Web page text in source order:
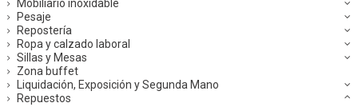
Mobiliario inoxidable
Pesaje
Repostería
Ropa y calzado laboral
Sillas y Mesas
Zona buffet
Liquidación, Exposición y Segunda Mano
Repuestos